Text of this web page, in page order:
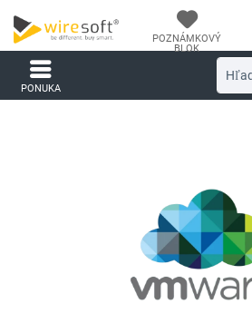
POZNÁMKOVÝ
BLOK
PONUKA